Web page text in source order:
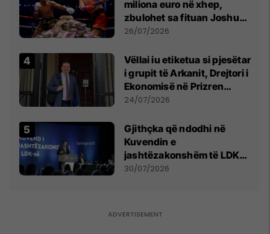
miliona euro në xhep,
zbulohet sa fituan Joshua
e Prenga
26/07/2026
Vëllai iu etiketua si pjesëtar
i grupit të Arkanit, Drejtori i
Ekonomisë në Prizren
mohon pretendimet
24/07/2026
Gjithçka që ndodhi në
Kuvendin e
jashtëzakonshëm të LDK-
së
30/07/2026